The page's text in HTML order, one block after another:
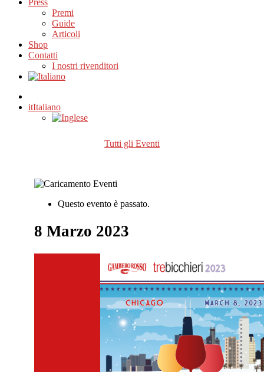
Press
Premi
Guide
Articoli
Shop
Contatti
I nostri rivenditori
itItaliano
Tutti gli Eventi
Questo evento è passato.
8 Marzo 2023